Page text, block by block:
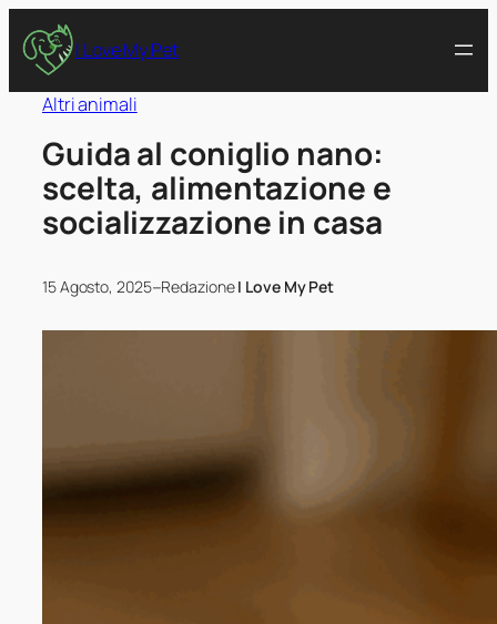
I Love My Pet
Altri animali
Guida al coniglio nano:
scelta, alimentazione e
socializzazione in casa
15 Agosto, 2025–RedazioneI Love My Pet